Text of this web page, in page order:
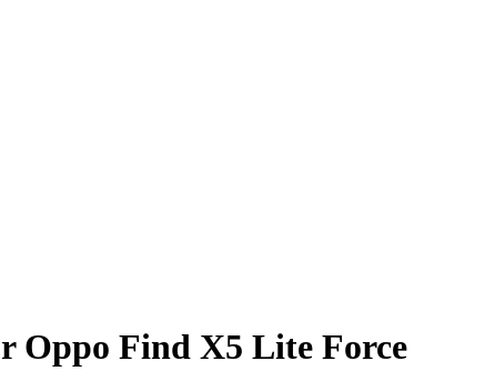
Oppo Find X5 Lite Force